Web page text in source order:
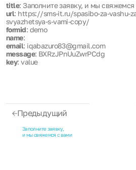
title: Заполните заявку, и мы
url: https://sms-it.ru/spasibo-za-vashu-
svyazhetsya-s-vami-copy/
formid: demo
name:
email: iqabazuro83@gmail.com
message: BXRzJPnUuZwrPCdg
key: value
Предыдущий
Заполните заявку,
и мы свяжемся с вами